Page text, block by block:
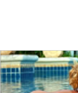
Cuero(1)
Curtidurías(4)
Editoriales(4)